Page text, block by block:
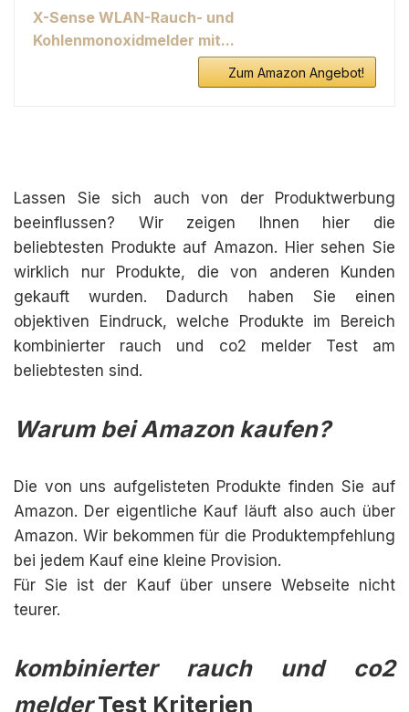
X-Sense WLAN-Rauch- und
Kohlenmonoxidmelder mit...
Zum Amazon Angebot!
Lassen Sie sich auch von der Produktwerbung
beeinflussen? Wir zeigen Ihnen hier die
beliebtesten Produkte auf Amazon. Hier sehen Sie
wirklich nur Produkte, die von anderen Kunden
gekauft wurden. Dadurch haben Sie einen
objektiven Eindruck, welche Produkte im Bereich
kombinierter rauch und co2 melder Test am
beliebtesten sind.
Warum bei Amazon kaufen?
Die von uns aufgelisteten Produkte finden Sie auf
Amazon. Der eigentliche Kauf läuft also auch über
Amazon. Wir bekommen für die Produktempfehlung
bei jedem Kauf eine kleine Provision.
Für Sie ist der Kauf über unsere Webseite nicht
teurer.
kombinierter rauch und co2
melderTest Kriterien